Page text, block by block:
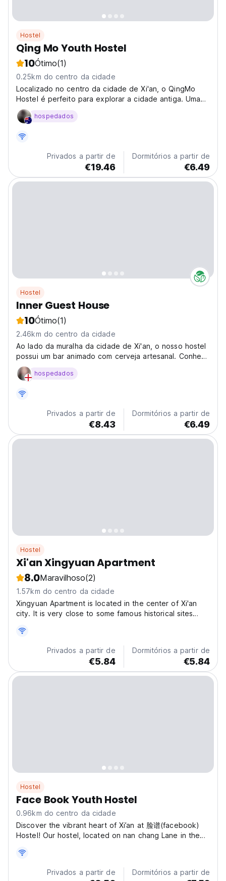
Hostel
Qing Mo Youth Hostel
10Ótimo(1)
0.25km do centro da cidade
Localizado no centro da cidade de Xi'an, o QingMo
Hostel é perfeito para explorar a cidade antiga. Uma
base confortável e acessível para imersão cultural e
culinária local. (Auto-translated from original language)
hospedados
Privados a partir de
€19.46
Dormitórios a partir de
€6.49
Hostel
Inner Guest House
10Ótimo(1)
2.46km do centro da cidade
Ao lado da muralha da cidade de Xi'an, o nosso hostel
possui um bar animado com cerveja artesanal. Conheça
outros viajantes no nosso hostel acolhedor, perfeito
para jovens mochileiros sociais. (Auto-translated from
hospedados
Privados a partir de
€8.43
Dormitórios a partir de
€6.49
Hostel
Xi'an Xingyuan Apartment
8.0Maravilhoso(2)
1.57km do centro da cidade
Xingyuan Apartment is located in the center of Xi'an
city. It is very close to some famous historical sites
This apartment is near the Da Chaishi (大差市）metro
station C exit which is the transfer station...
Privados a partir de
€5.84
Dormitórios a partir de
€5.84
Hostel
Face Book Youth Hostel
0.96km do centro da cidade
Discover the vibrant heart of Xi’an at 脸谱(facebook)
Hostel! Our hostel, located on nan chang Lane in the
modern travelers. Here, you’ll experience the authentic
charm of Xi’an, immersing yourself in the...
Privados a partir de Dormitórios a partir de